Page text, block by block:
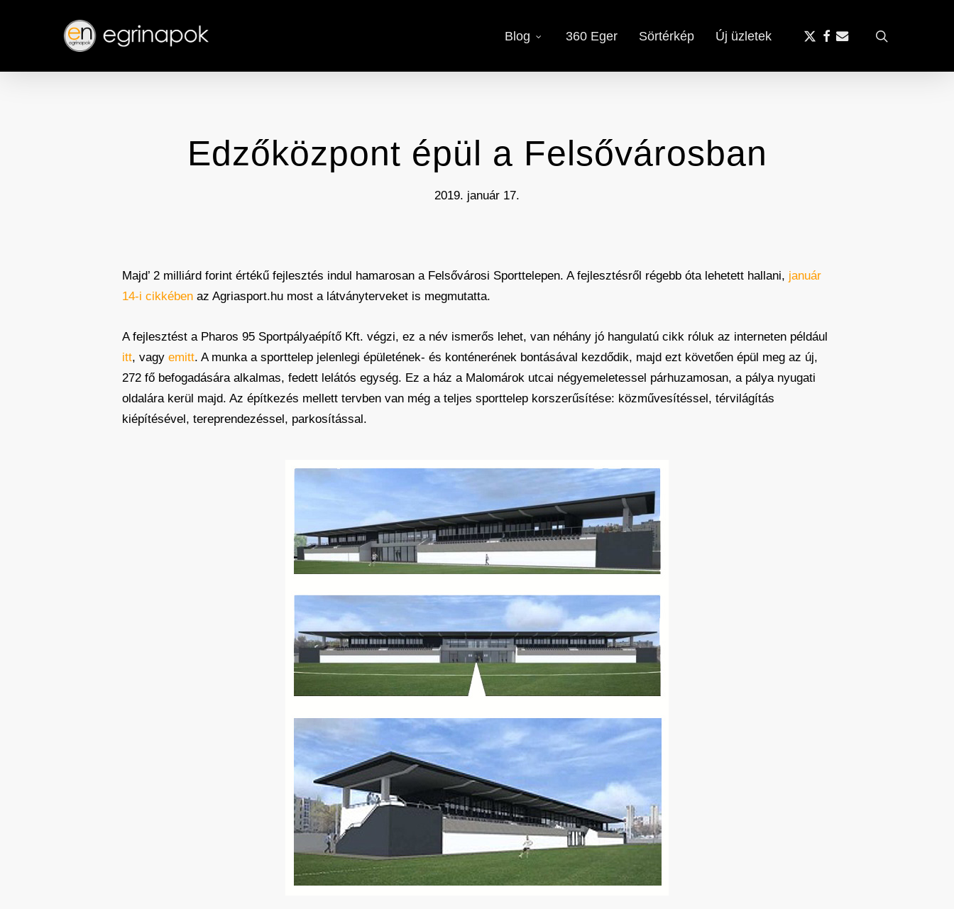
content
Blog 360 Eger Sörtérkép Új üzletek
x-
facebook
email
Edzőközpont épül a Felsővárosban
2019. január 17.
Majd’ 2 milliárd forint értékű fejlesztés indul hamarosan a Felsővárosi Sporttelepen. A fejlesztésről régebb óta lehetett hallani, január
14-i cikkében az Agriasport.hu most a látványterveket is megmutatta.
A fejlesztést a Pharos 95 Sportpályaépítő Kft. végzi, ez a név ismerős lehet, van néhány jó hangulatú cikk róluk az interneten például
itt, vagy emitt. A munka a sporttelep jelenlegi épületének- és konténerének bontásával kezdődik, majd ezt követően épül meg az új,
272 fő befogadására alkalmas, fedett lelátós egység. Ez a ház a Malomárok utcai négyemeletessel párhuzamosan, a pálya nyugati
oldalára kerül majd. Az építkezés mellett tervben van még a teljes sporttelep korszerűsítése: közművesítéssel, térvilágítás
kiépítésével, tereprendezéssel, parkosítással.